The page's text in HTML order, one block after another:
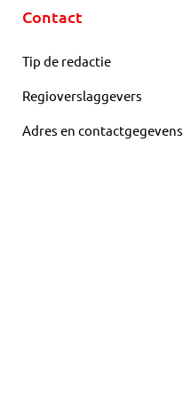
Contact
Tip de redactie
Regioverslaggevers
Adres en contactgegevens